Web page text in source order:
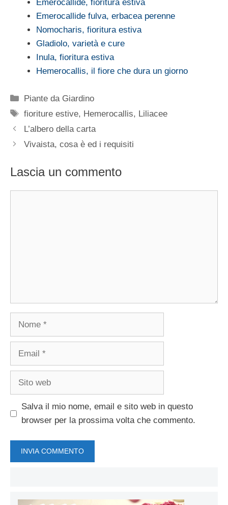
Emerocallide, fioritura estiva
Emerocallide fulva, erbacea perenne
Nomocharis, fioritura estiva
Gladiolo, varietà e cure
Inula, fioritura estiva
Hemerocallis, il fiore che dura un giorno
Categorie
Piante da Giardino
Tag
fioriture estive, Hemerocallis, Liliacee
L’albero della carta
Vivaista, cosa è ed i requisiti
Lascia un commento
Nome
Email
Sito
Salva il mio nome, email e sito web in questo
browser per la prossima volta che commento.